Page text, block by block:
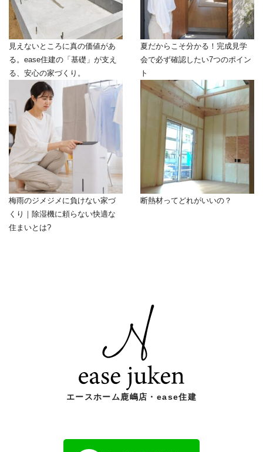
見えないところに真の価値があ
る。ease住建の「基礎」が支え
る、安心の家づくり。
夏だからこそ分かる！完成見学
会で必ず確認したい7つのポイン
ト
梅雨のジメジメに負けない家づ
くり｜除湿機に頼らない快適な
住まいとは?
断熱材ってどれがいいの？
エースホーム鹿嶋店・ease住建